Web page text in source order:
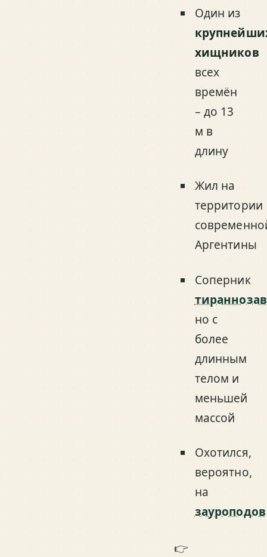
Один из
хищников
всех
времён
– до 13
м в
длину
Жил на
территории
Аргентины
Соперник
но с
более
длинным
телом и
меньшей
массой
Охотился,
вероятно,
на
зауроподов
👉